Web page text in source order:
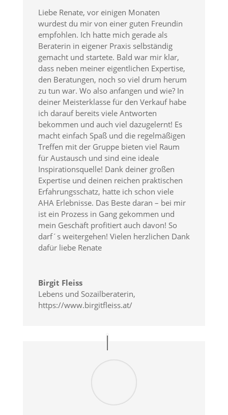
Liebe Renate, vor einigen Monaten
wurdest du mir von einer guten Freundin
empfohlen. Ich hatte mich gerade als
Beraterin in eigener Praxis selbständig
gemacht und startete. Bald war mir klar,
dass neben meiner eigentlichen Expertise,
den Beratungen, noch so viel drum herum
zu tun war. Wo also anfangen und wie? In
deiner Meisterklasse für den Verkauf habe
ich darauf bereits viele Antworten
bekommen und auch viel dazugelernt! Es
macht einfach Spaß und die regelmäßigen
Treffen mit der Gruppe bieten viel Raum
für Austausch und sind eine ideale
Inspirationsquelle! Dank deiner großen
Expertise und deinen reichen praktischen
Erfahrungsschatz, hatte ich schon viele
AHA Erlebnisse. Das Beste daran – bei mir
ist ein Prozess in Gang gekommen und
mein Geschäft profitiert auch davon! So
darf´s weitergehen! Vielen herzlichen Dank
dafür liebe Renate
Birgit Fleiss
Lebens und Sozailberaterin,
https://www.birgitfleiss.at/